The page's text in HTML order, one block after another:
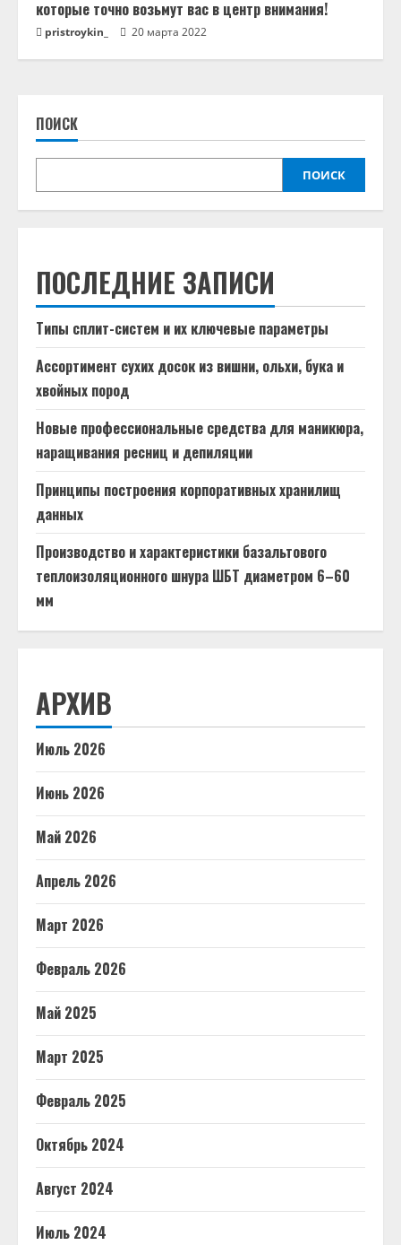
которые точно возьмут вас в центр внимания!
pristroykin_ 20 марта 2022
ПОИСК
ПОИСК
ПОСЛЕДНИЕ ЗАПИСИ
Типы сплит-систем и их ключевые параметры
Ассортимент сухих досок из вишни, ольхи, бука и
хвойных пород
Новые профессиональные средства для маникюра,
наращивания ресниц и депиляции
Принципы построения корпоративных хранилищ
данных
Производство и характеристики базальтового
теплоизоляционного шнура ШБТ диаметром 6–60
мм
АРХИВ
Июль 2026
Июнь 2026
Май 2026
Апрель 2026
Март 2026
Февраль 2026
Май 2025
Март 2025
Февраль 2025
Октябрь 2024
Август 2024
Июль 2024